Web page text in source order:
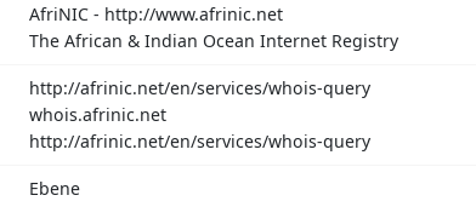
AfriNIC - http://www.afrinic.net
The African & Indian Ocean Internet Registry
http://afrinic.net/en/services/whois-query
whois.afrinic.net
http://afrinic.net/en/services/whois-query
Ebene